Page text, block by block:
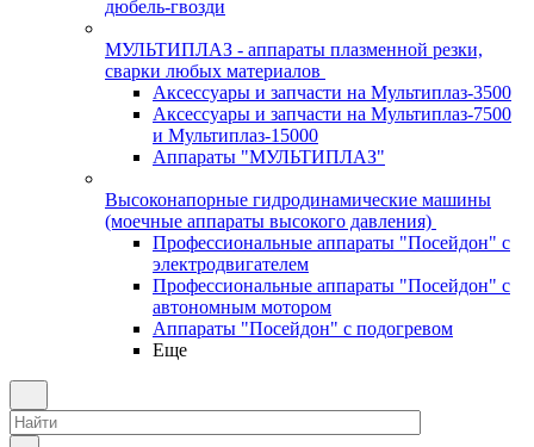
дюбель-гвозди
МУЛЬТИПЛАЗ - аппараты плазменной резки,
сварки любых материалов
Аксессуары и запчасти на Мультиплаз-3500
Аксессуары и запчасти на Мультиплаз-7500
и Мультиплаз-15000
Аппараты "МУЛЬТИПЛАЗ"
Высоконапорные гидродинамические машины
(моечные аппараты высокого давления)
Профессиональные аппараты "Посейдон" с
электродвигателем
Профессиональные аппараты "Посейдон" с
автономным мотором
Аппараты "Посейдон" с подогревом
Еще